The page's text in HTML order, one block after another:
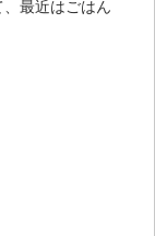
、最近はごはん